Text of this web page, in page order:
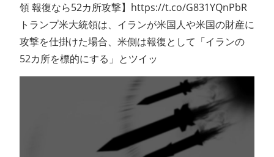
領 報復なら52カ所攻撃】https://t.co/G831YQnPbR
トランプ米大統領は、イランが米国人や米国の財産に
攻撃を仕掛けた場合、米側は報復として「イランの
52カ所を標的にする」とツイッ